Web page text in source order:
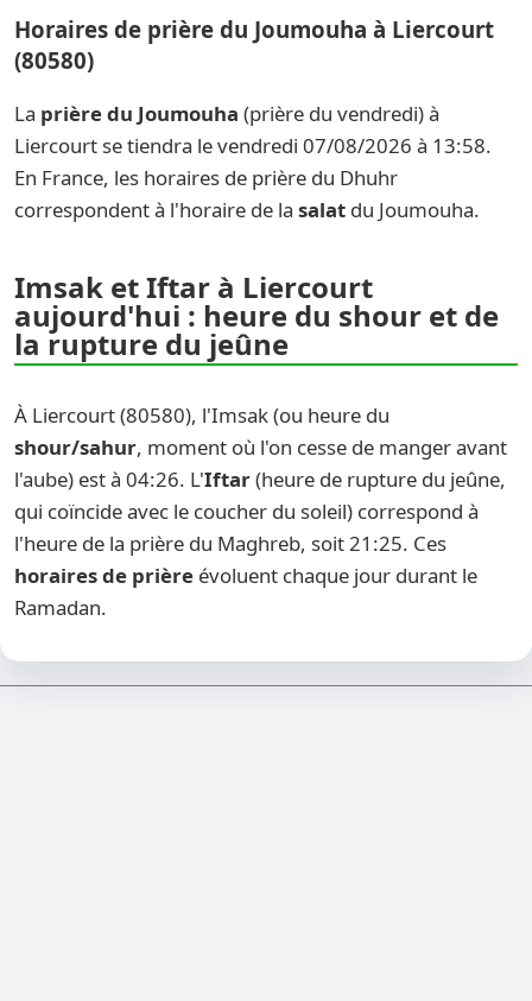
Horaires de prière du Joumouha à Liercourt
(80580)
La prière du Joumouha (prière du vendredi) à
Liercourt se tiendra le vendredi 07/08/2026 à 13:58.
En France, les horaires de prière du Dhuhr
correspondent à l'horaire de la salat du Joumouha.
Imsak et Iftar à Liercourt
aujourd'hui : heure du shour et de
la rupture du jeûne
À Liercourt (80580), l'Imsak (ou heure du
shour/sahur, moment où l'on cesse de manger avant
l'aube) est à 04:26. L'Iftar(heure de rupture du jeûne,
qui coïncide avec le coucher du soleil) correspond à
l'heure de la prière du Maghreb, soit 21:25. Ces
horaires de prière évoluent chaque jour durant le
Ramadan.